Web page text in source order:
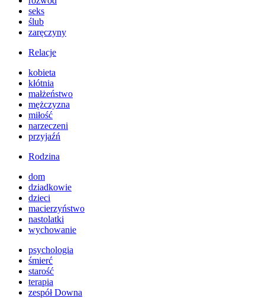
seks
ślub
zaręczyny
Relacje
kobieta
kłótnia
małżeństwo
mężczyzna
miłość
narzeczeni
przyjaźń
Rodzina
dom
dziadkowie
dzieci
macierzyństwo
nastolatki
wychowanie
psychologia
śmierć
starość
terapia
zespół Downa